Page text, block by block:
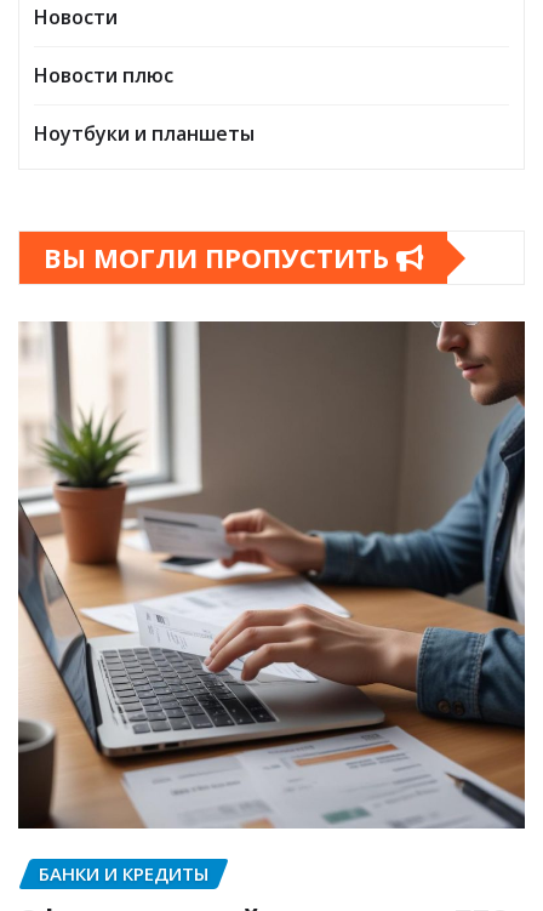
Новости
Новости плюс
Ноутбуки и планшеты
ВЫ МОГЛИ ПРОПУСТИТЬ
БАНКИ И КРЕДИТЫ